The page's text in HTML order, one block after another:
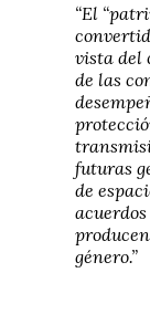
“El
vista del
de las
futuras
de
género.”